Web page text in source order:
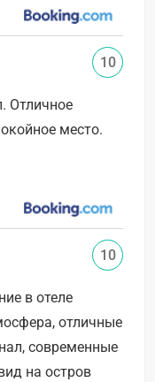
Отличное
место.
10
в отеле
отличные
современные
на остров
10